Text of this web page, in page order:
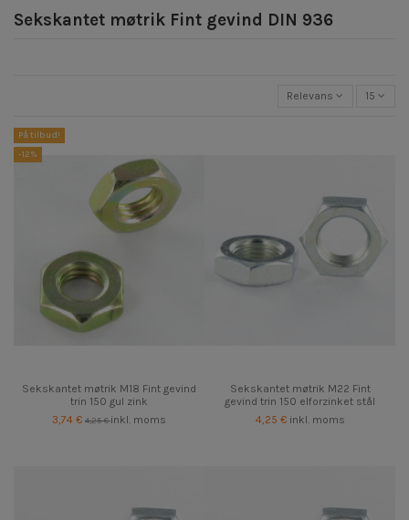
Sekskantet møtrik Fint gevind DIN 936
Relevans 15
På tilbud!
-12%
Sekskantet møtrik M18 Fint gevind
trin 150 gul zink
3,74 € 4,25 €inkl. moms
Sekskantet møtrik M22 Fint
gevind trin 150 elforzinket stål
4,25 € inkl. moms